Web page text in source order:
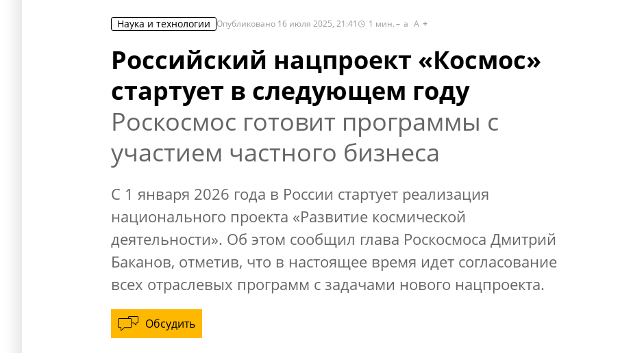
Наука и технологии Опубликовано 16 июля 2025, 21:41 1 мин. a A
Российский нацпроект «Космос»
стартует в следующем году
Роскосмос готовит программы с
участием частного бизнеса
С 1 января 2026 года в России стартует реализация
национального проекта «Развитие космической
деятельности». Об этом сообщил глава Роскосмоса Дмитрий
Баканов, отметив, что в настоящее время идет согласование
всех отраслевых программ с задачами нового нацпроекта.
Обсудить